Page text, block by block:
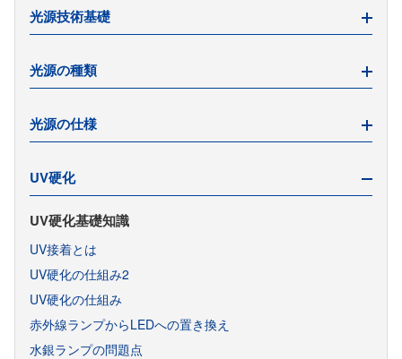
光源技術基礎
蛍光発光とは
電界発光とは
放電発光とは
紫外光の用途と光源
光の「波長」とは
広帯域光源の発光原理と特長
白色光源の原理と製品
光源の種類
ハロゲンランプ
重水素ランプ(D2ランプ)
水銀ランプ
キセノンランプ
光源の仕様
光源の波長特性（光源スペクトル）
光源の波長特性（中心波長と半値幅）
光源の寿命
UV硬化
UV硬化基礎知識
UV接着とは
UV硬化の仕組み2
UV硬化の仕組み
赤外線ランプからLEDへの置き換え
水銀ランプの問題点